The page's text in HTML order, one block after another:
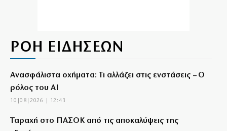
ΡΟΗ ΕΙΔΗΣΕΩΝ
Ανασφάλιστα οχήματα: Τι αλλάζει στις ενστάσεις – Ο
ρόλος του AI
10|08|2026 | 12:43
Ταραχή στο ΠΑΣΟΚ από τις αποκαλύψεις της